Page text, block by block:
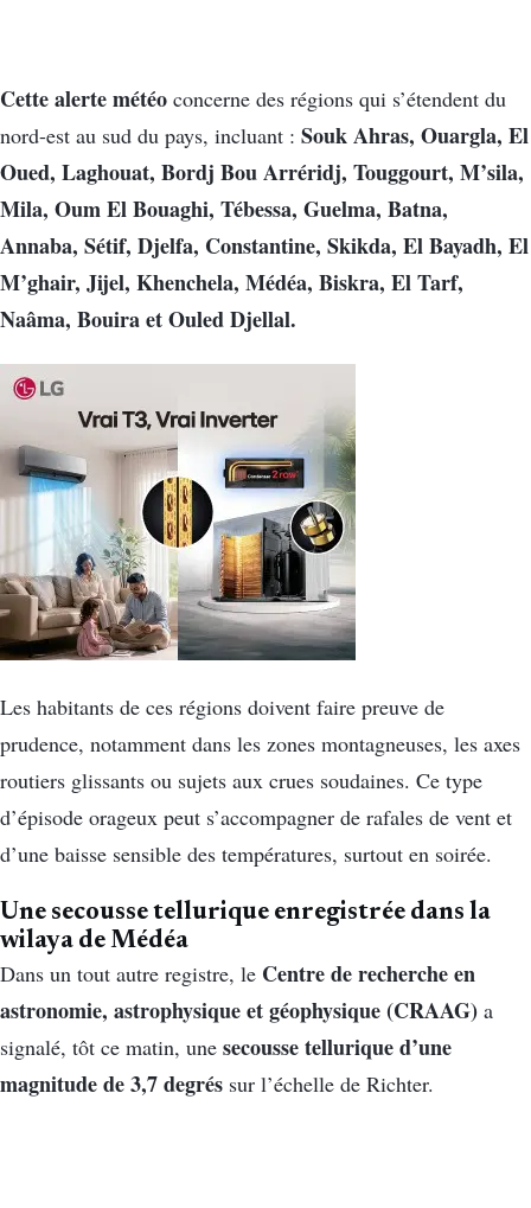
Cette alerte météo concerne des régions qui s’étendent du
nord-est au sud du pays, incluant : Souk Ahras, Ouargla, El
Oued, Laghouat, Bordj Bou Arréridj, Touggourt, M’sila,
Mila, Oum El Bouaghi, Tébessa, Guelma, Batna,
Annaba, Sétif, Djelfa, Constantine, Skikda, El Bayadh, El
M’ghair, Jijel, Khenchela, Médéa, Biskra, El Tarf,
Naâma, Bouira et Ouled Djellal.
Les habitants de ces régions doivent faire preuve de
prudence, notamment dans les zones montagneuses, les axes
routiers glissants ou sujets aux crues soudaines. Ce type
d’épisode orageux peut s’accompagner de rafales de vent et
d’une baisse sensible des températures, surtout en soirée.
Une secousse tellurique enregistrée dans la
wilaya de Médéa
Dans un tout autre registre, le Centre de recherche en
astronomie, astrophysique et géophysique (CRAAG) a
signalé, tôt ce matin, une secousse tellurique d’une
magnitude de 3,7 degrés sur l’échelle de Richter.